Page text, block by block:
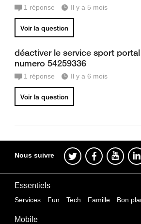
1 réponse Il y a 5 mois
Voir la question
déactiver le service sport
numero 54259336
1 réponse Il y a 6 mois
Voir la question
Nous suivre
Essentiels
Services Fun Tech Famille Bon
Mobile